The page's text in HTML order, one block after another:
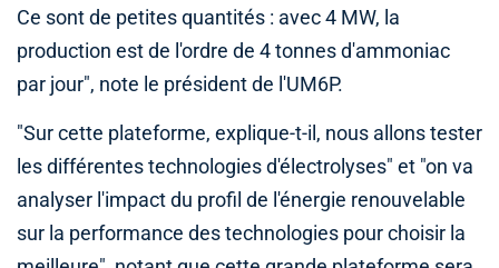
Ce sont de petites quantités : avec 4 MW, la
production est de l'ordre de 4 tonnes d'ammoniac
par jour", note le président de l'UM6P.
"Sur cette plateforme, explique-t-il, nous allons tester
les différentes technologies d'électrolyses" et "on va
analyser l'impact du profil de l'énergie renouvelable
sur la performance des technologies pour choisir la